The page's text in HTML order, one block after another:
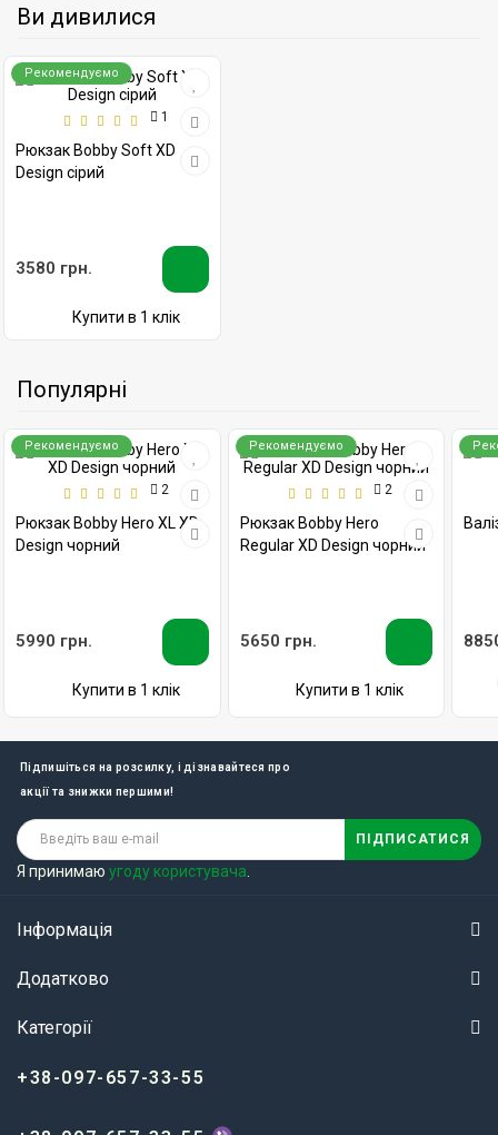
Ви дивилися
Рекомендуємо
1
Рюкзак Bobby Soft XD
Design сірий
3580 грн.
Купити в 1 клік
Популярні
Рекомендуємо
2
Рюкзак Bobby Hero XL XD
Design чорний
5990 грн.
Купити в 1 клік
Рекомендуємо
2
Рюкзак Bobby Hero
Regular XD Design чорний
5650 грн.
Купити в 1 клік
Підпишіться на розсилку, і дізнавайтеся про
акції та знижки першими!
ПІДПИСАТИСЯ
Я принимаю угоду користувача
Інформація
Додатково
Категорії
+38-097-657-33-55